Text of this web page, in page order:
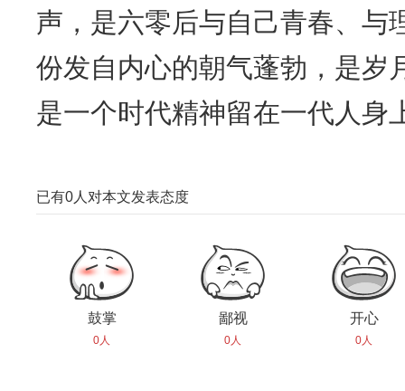
声，是六零后与自己青春、与
份发自内心的朝气蓬勃，是岁
是一个时代精神留在一代人身
已有0 人对本文发表态度
鼓掌
0人
鄙视
0人
开心
0人